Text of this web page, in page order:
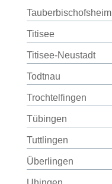
Tauberbischofsheim
Titisee
Titisee-Neustadt
Todtnau
Trochtelfingen
Tübingen
Tuttlingen
Überlingen